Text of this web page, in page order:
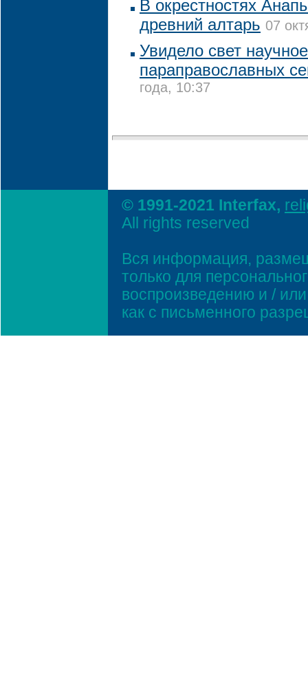
В окрестностях
древний алтарь 07
Увидело свет
параправославных
года, 10:37
© 1991-2021 Interfax,
All rights reserved
Вся информация,
только для
воспроизведению и /
как с письменного